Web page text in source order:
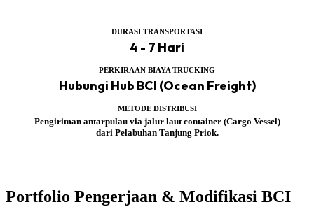
DURASI TRANSPORTASI
4 - 7 Hari
PERKIRAAN BIAYA TRUCKING
Hubungi Hub BCI (Ocean Freight)
METODE DISTRIBUSI
Pengiriman antarpulau via jalur laut container (Cargo Vessel)
dari Pelabuhan Tanjung Priok.
Portfolio Pengerjaan & Modifikasi BCI